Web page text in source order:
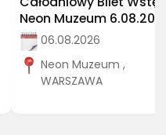
Neon Muzeum
06.08.2026
Neon Muzeum ,
WARSZAWA